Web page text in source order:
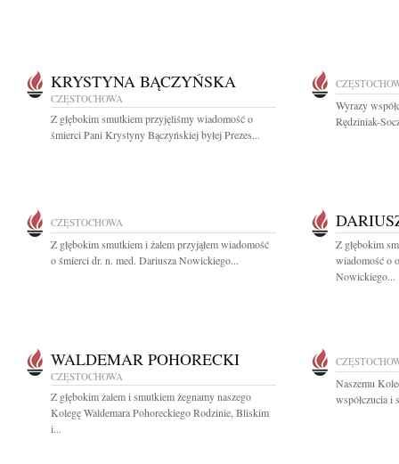
KRYSTYNA BĄCZYŃSKA
CZĘSTOCHOWA
Z głębokim smutkiem przyjęliśmy wiadomość o
śmierci Pani Krystyny Bączyńskiej byłej Prezes...
Wyrazy
Rędziniak-
CZĘSTOCHOWA
Z głębokim smutkiem i żalem przyjąłem wiadomość
o śmierci dr. n. med. Dariusza Nowickiego...
Z głębokim
wiadomość o
Nowickiego...
WALDEMAR POHORECKI
CZĘSTOCHOWA
Z głębokim żalem i smutkiem żegnamy naszego
Kolegę Waldemara Pohoreckiego Rodzinie, Bliskim
i...
Naszemu
współczucia i